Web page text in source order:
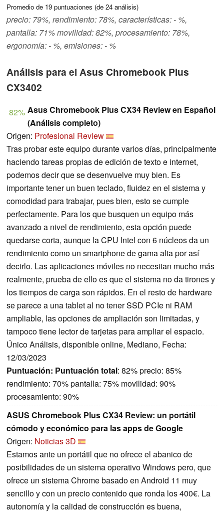
Promedio de 19 puntuaciones (de 24 análisis)
precio: 79%, rendimiento: 78%, características: - %,
pantalla: 71% movilidad: 82%, procesamiento: 78%,
ergonomía: - %, emisiones: - %
Análisis para el Asus Chromebook Plus
CX3402
82% Asus Chromebook Plus CX34 Review en Español
(Análisis completo)
Origen: Profesional Review
Tras probar este equipo durante varios días, principalmente
haciendo tareas propias de edición de texto e internet,
podemos decir que se desenvuelve muy bien. Es
importante tener un buen teclado, fluidez en el sistema y
comodidad para trabajar, pues bien, esto se cumple
perfectamente. Para los que busquen un equipo más
avanzado a nivel de rendimiento, esta opción puede
quedarse corta, aunque la CPU Intel con 6 núcleos da un
rendimiento como un smartphone de gama alta por así
decirlo. Las aplicaciones móviles no necesitan mucho más
realmente, prueba de ello es que el sistema no da tirones y
los tiempos de carga son rápidos. En el resto de hardware
se parece a una tablet al no tener SSD PCIe ni RAM
ampliable, las opciones de ampliación son limitadas, y
tampoco tiene lector de tarjetas para ampliar el espacio.
Único Análisis, disponible online, Mediano, Fecha:
12/03/2023
Puntuación: Puntuación total: 82% precio: 85%
rendimiento: 70% pantalla: 75% movilidad: 90%
procesamiento: 90%
ASUS Chromebook Plus CX34 Review: un portátil
cómodo y económico para las apps de Google
Origen: Noticias 3D
Estamos ante un portátil que no ofrece el abanico de
posibilidades de un sistema operativo Windows pero, que
ofrece un sistema Chrome basado en Android 11 muy
sencillo y con un precio contenido que ronda los 400€. La
autonomía y la calidad de construcción es buena,